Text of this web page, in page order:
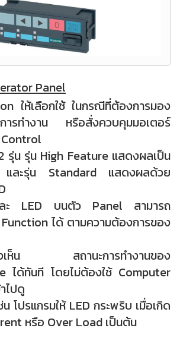
Panel
ให้เลือกใช้ ในกรณีที่ต้องการมอง
การทำงาน หรือสั่งควบคุมมอเตอร์
รุ่น รุ่น High Feature แสดงผลเป็น
ละรุ่น Standard แสดงผลด้วย
ะ LED บนตัว Panel สามารถ
ได้ ตามความต้องการของ
งเห็น สถานะการทำงานของ
ได้ทันที โดยไม่ต้องใช้ Computer
ไปดู
โปรแกรมให้ LED กระพริบ เมื่อเกิด
หรือ Over Load เป็นต้น